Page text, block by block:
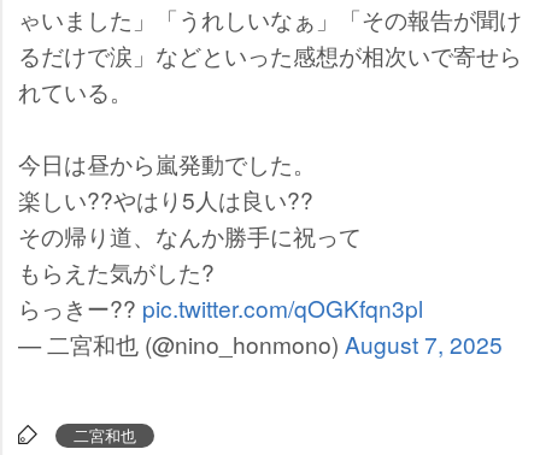
ゃいました」「うれしいなぁ」「その報告が聞け
るだけで涙」などといった感想が相次いで寄せら
れている。
今日は昼から嵐発動でした。
楽しい??やはり5人は良い??
その帰り道、なんか勝手に祝って
もらえた気がした?
らっきー?? pic.twitter.com/qOGKfqn3pl
— 二宮和也 (@nino_honmono) August 7, 2025
二宮和也